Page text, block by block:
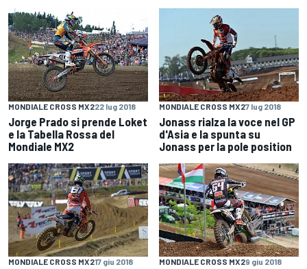
MONDIALE CROSS MX222 lug 2018
Jorge Prado si prende Loket
e la Tabella Rossa del
Mondiale MX2
MONDIALE CROSS MX27 lug 2018
Jonass rialza la voce nel GP
d'Asia e la spunta su
Jonass per la pole position
MONDIALE CROSS MX217 giu 2018 MONDIALE CROSS MX29 giu 2018